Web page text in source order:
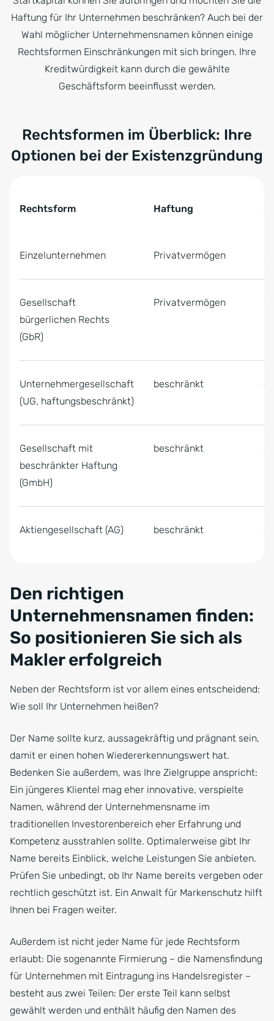
Haftung für Ihr Unternehmen beschränken? Auch bei der
Wahl möglicher Unternehmensnamen können einige
Rechtsformen Einschränkungen mit sich bringen. Ihre
Kreditwürdigkeit kann durch die gewählte
Geschäftsform beeinflusst werden.
Rechtsformen im Überblick: Ihre
Optionen bei der Existenzgründung
Rechtsform Haftung
Einzelunternehmen Privatvermögen
Gesellschaft
bürgerlichen Rechts
(GbR)
Privatvermögen
Unternehmergesellschaft
(UG, haftungsbeschränkt)
beschränkt
Gesellschaft mit
beschränkter Haftung
(GmbH)
beschränkt
Aktiengesellschaft (AG) beschränkt
Den richtigen
Unternehmensnamen finden:
So positionieren Sie sich als
Makler erfolgreich
Neben der Rechtsform ist vor allem eines entscheidend:
Wie soll Ihr Unternehmen heißen?
Der Name sollte kurz, aussagekräftig und prägnant sein,
damit er einen hohen Wiedererkennungswert hat.
Bedenken Sie außerdem, was Ihre Zielgruppe anspricht:
Ein jüngeres Klientel mag eher innovative, verspielte
Namen, während der Unternehmensname im
traditionellen Investorenbereich eher Erfahrung und
Kompetenz ausstrahlen sollte. Optimalerweise gibt Ihr
Name bereits Einblick, welche Leistungen Sie anbieten.
Prüfen Sie unbedingt, ob Ihr Name bereits vergeben oder
rechtlich geschützt ist. Ein Anwalt für Markenschutz hilft
Ihnen bei Fragen weiter.
Außerdem ist nicht jeder Name für jede Rechtsform
erlaubt: Die sogenannte Firmierung – die Namensfindung
für Unternehmen mit Eintragung ins Handelsregister –
besteht aus zwei Teilen: Der erste Teil kann selbst
gewählt werden und enthält häufig den Namen des